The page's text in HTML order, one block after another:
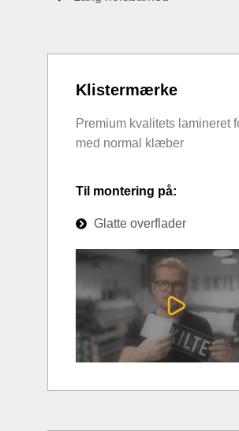
Klistermærke
Premium kvalitets lamineret
med normal klæber
Til montering på:
Glatte overflader